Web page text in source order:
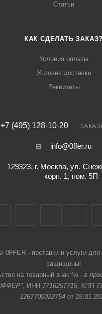
Статьи
КАК СДЕЛАТЬ ЗАКАЗ?
Условия оплаты
Условия доставки
Реквизиты
+7 (495) 128-10-20
info@0ffer.ru
129323, г. Москва, ул.
корп. 1, пом. 5П
0FFER - поставки и услуги
защищены!
на товарный знак № - в
, ИНН 7716257715, КПП
1267700022754 от